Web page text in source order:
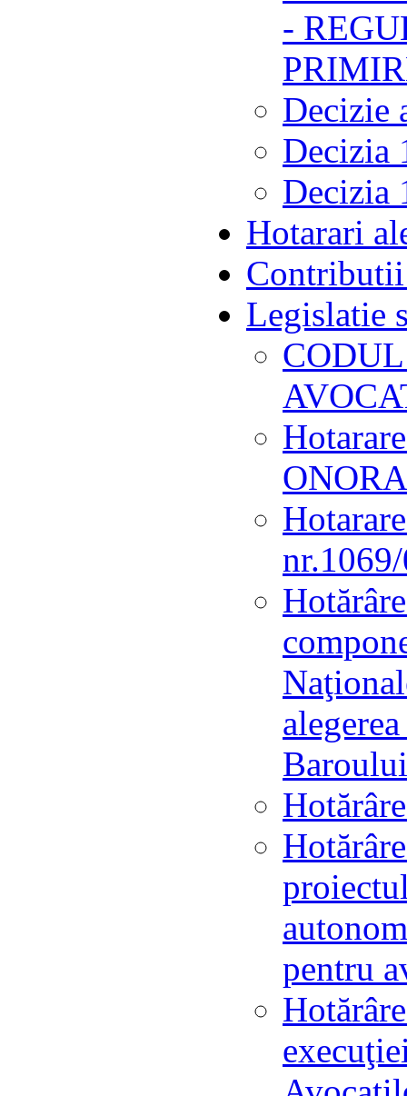
-
Decizie
Decizia
Decizia
Hotarari
Legislatie
pentru